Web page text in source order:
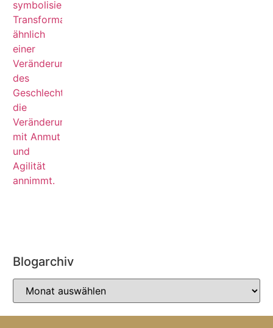
Blogarchiv